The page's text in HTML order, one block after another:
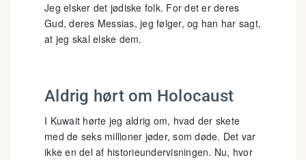
Jeg elsker det jødiske folk. For det er deres
Gud, deres Messias, jeg følger, og han har sagt,
at jeg skal elske dem.
Aldrig hørt om Holocaust
I Kuwait hørte jeg aldrig om, hvad der skete
med de seks millioner jøder, som døde. Det var
ikke en del af historieundervisningen. Nu, hvor